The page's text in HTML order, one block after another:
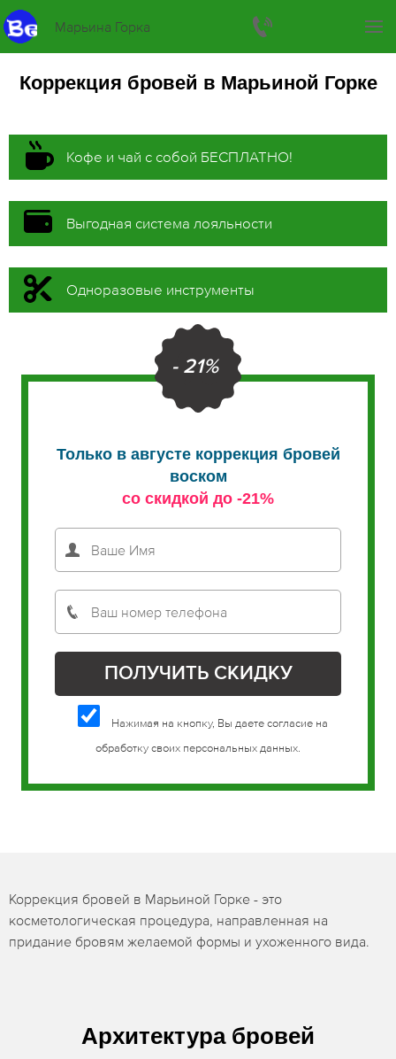
Марьина Горка
Коррекция бровей в Марьиной Горке
Кофе и чай с собой БЕСПЛАТНО!
Выгодная система лояльности
Одноразовые инструменты
- 21%
Только в августе коррекция бровей
воском
со скидкой до -21%
Нажимая на кнопку, Вы даете согласие на
обработку своих персональных данных.
Коррекция бровей в Марьиной Горке - это
косметологическая процедура, направленная на
придание бровям желаемой формы и ухоженного вида.
Архитектура бровей